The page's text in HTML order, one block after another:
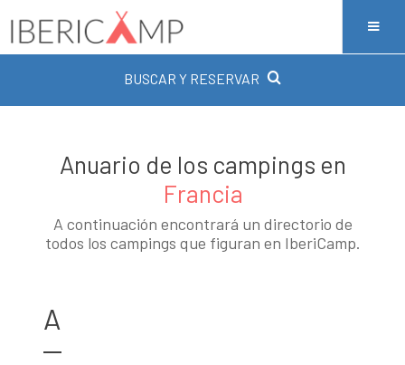
BUSCAR Y RESERVAR
Anuario de los campings en
Francia
A continuación encontrará un directorio de
todos los campings que figuran en IberiCamp.
A